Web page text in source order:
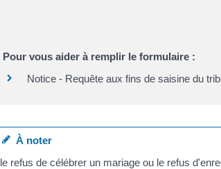
Pour vous aider à remplir le formulaire :
Notice - Requête aux fins de saisine du
À noter
le refus de célébrer un mariage ou le refus